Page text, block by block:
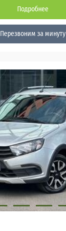
Подробнее
Перезвоним за минуту